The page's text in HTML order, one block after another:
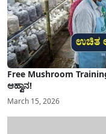
Free Mushroom
ಆಹ್ವಾನ!
March 15, 2026